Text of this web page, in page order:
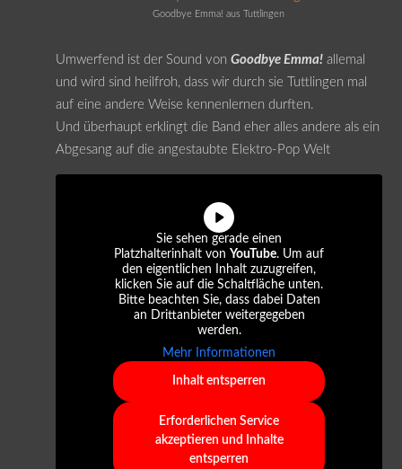
Goodbye Emma! aus Tuttlingen
Umwerfend ist der Sound von Goodbye Emma!allemal
und wird sind heilfroh, dass wir durch sie Tuttlingen mal
auf eine andere Weise kennenlernen durften.
Und überhaupt erklingt die Band eher alles andere als ein
Abgesang auf die angestaubte Elektro-Pop Welt
Sie sehen gerade einen
Platzhalterinhalt von YouTube. Um auf
den eigentlichen Inhalt zuzugreifen,
klicken Sie auf die Schaltfläche unten.
Bitte beachten Sie, dass dabei Daten
an Drittanbieter weitergegeben
werden.
Mehr Informationen
Inhalt entsperren
Erforderlichen Service
akzeptieren und Inhalte
entsperren